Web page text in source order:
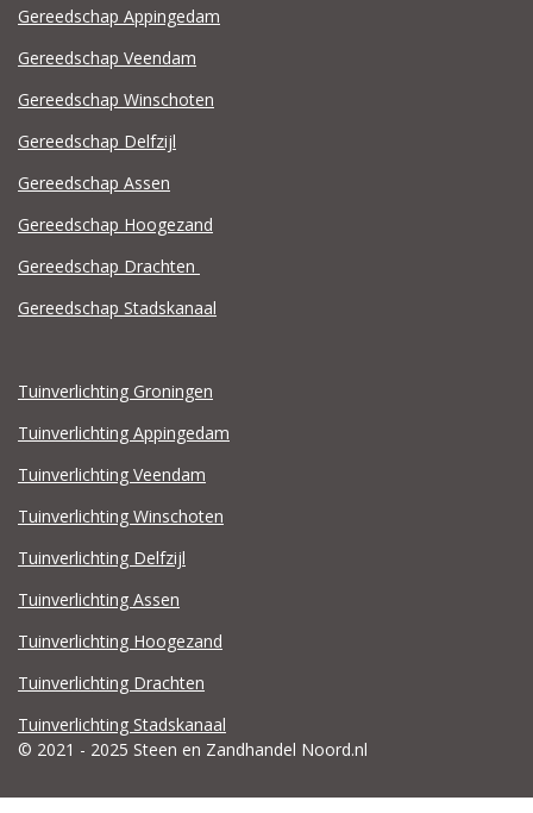
Gereedschap Appingedam
Gereedschap Veendam
Gereedschap Winschoten
Gereedschap Delfzijl
Gereedschap Assen
Gereedschap Hoogezand
Gereedschap Drachten
Gereedschap Stadskanaal
Tuinverlichting Groningen
Tuinverlichting Appingedam
Tuinverlichting Veendam
Tuinverlichting Winschoten
Tuinverlichting Delfzijl
Tuinverlichting Assen
Tuinverlichting Hoogezand
Tuinverlichting Drachten
Tuinverlichting Stadskanaal
© 2021 - 2025 Steen en Zandhandel Noord.nl